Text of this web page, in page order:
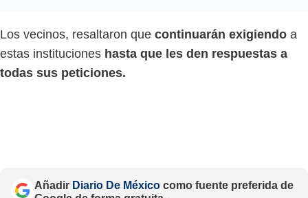
Los vecinos, resaltaron que continuarán exigiendo a
estas instituciones hasta que les den respuestas a
todas sus peticiones.
Añadir Diario De México como fuente preferida de